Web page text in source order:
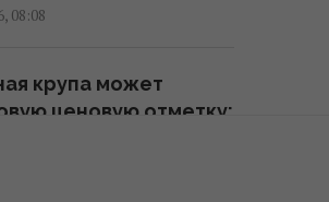
ребенок
06 августа 2026
08:08
крупа может
ценовую отметку: